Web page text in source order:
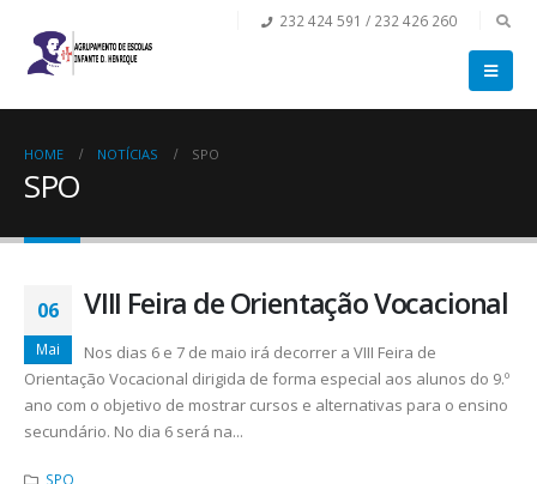
232 424 591 / 232 426 260
HOME NOTÍCIAS SPO
SPO
06
Mai
VIII Feira de Orientação Vocacional
Nos dias 6 e 7 de maio irá decorrer a VIII Feira de
Orientação Vocacional dirigida de forma especial aos alunos do 9.º
ano com o objetivo de mostrar cursos e alternativas para o ensino
secundário. No dia 6 será na...
SPO